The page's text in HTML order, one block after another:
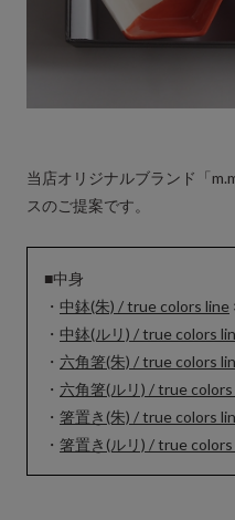
当店オリジナルブランド「
スのご提案です。
■中身
・ 中鉢(朱) / true colors line
・ 中鉢(ルリ) / true colors
・ 六角箸(朱) / true colors
・ 六角箸(ルリ) / true colors
・ 箸置き(朱) / true colors
・ 箸置き(ルリ) / true colors